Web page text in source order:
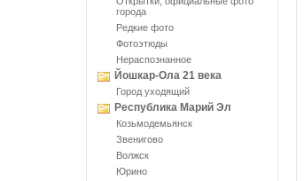
города
Редкие фото
Фотоэтюды
Нераспознанное
Йошкар-Ола 21 века
Город уходящий
Республика Марий Эл
Козьмодемьянск
Звенигово
Волжск
Юрино